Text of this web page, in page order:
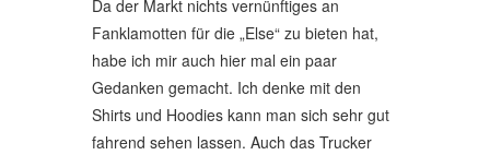
Da der Markt nichts vernünftiges an
Fanklamotten für die „Else“ zu bieten hat,
habe ich mir auch hier mal ein paar
Gedanken gemacht. Ich denke mit den
Shirts und Hoodies kann man sich sehr gut
fahrend sehen lassen. Auch das Trucker